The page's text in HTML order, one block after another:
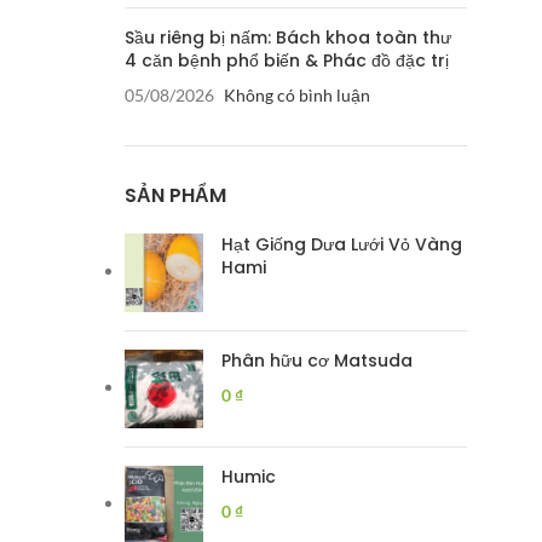
Sầu riêng bị nấm: Bách khoa toàn thư
4 căn bệnh phổ biến & Phác đồ đặc trị
05/08/2026 Không có bình luận
SẢN PHẨM
Hạt Giống Dưa Lưới Vỏ Vàng
Hami
Phân hữu cơ Matsuda
0 ₫
Humic
0 ₫